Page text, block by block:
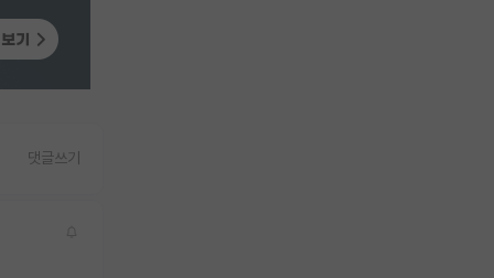
댓글쓰기